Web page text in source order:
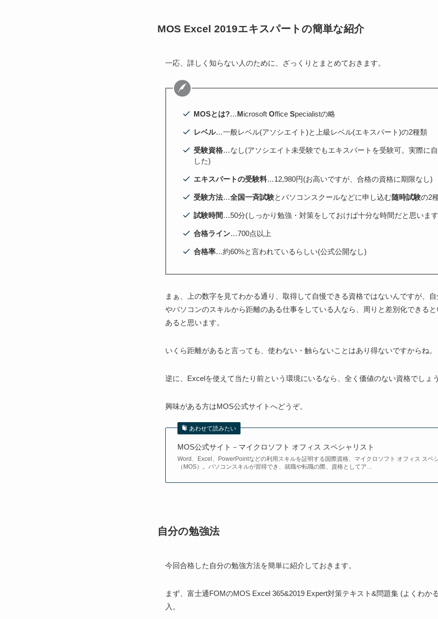
MOS Excel 2019エキスパートの簡単な紹介
一応、詳しく知らない人のために、ざっくりとまとめておきます。
MOSとは?…MicrosoftOfficeSpecialistの略
レベル…一般レベル(アソシエイト)と上級レベル(エキスパート)の2種類
受験資格…なし(アソシエイト未受験でもエキスパートを受験可。実際に
した)
エキスパートの受験料…12,980円(お高いですが、合格の資格に期限なし)
受験方法…全国一斉試験とパソコンスクールなどに申し込む随時試験の2
試験時間 …50分(しっかり勉強・対策をしておけば十分な時間だと思いま
合格ライン…700点以上
合格率…約60%と言われているらしい(公式公開なし)
まぁ、上の数字を見てわかる通り、取得して自慢できる資格ではないんですが、
やパソコンのスキルから距離のある仕事をしている人なら、周りと差別化できる
あると思います。
いくら距離があると言っても、使わない・触らないことはあり得ないですからね。
逆に、Excelを使えて当たり前という環境にいるなら、全く価値のない資格でしょう
興味がある方はMOS公式サイトへどうぞ。
あわせて読みたい
MOS公式サイト－マイクロソフト オフィス スペシャリスト
Word、Excel、PowerPointなどの利用スキルを証明する国際資格、マイクロソフト オフィス スペ
（MOS）。パソコンスキルが習得でき、就職や転職の際、資格としてア…
自分の勉強法
今回合格した自分の勉強方法を簡単に紹介しておきます。
まず、富士通FOMのMOS Excel 365&2019 Expert対策テキスト&問題集 (よくわか
入。